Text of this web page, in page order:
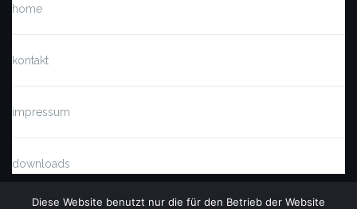
home
kontakt
impressum
downloads
Diese Website benutzt nur die für den Betrieb der Website